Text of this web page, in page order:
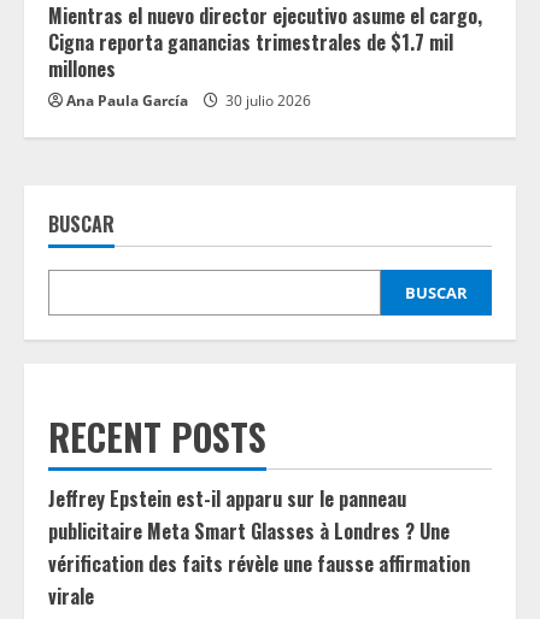
Mientras el nuevo director ejecutivo asume el cargo,
Cigna reporta ganancias trimestrales de $1.7 mil
millones
Ana Paula García 30 julio 2026
BUSCAR
BUSCAR
RECENT POSTS
Jeffrey Epstein est-il apparu sur le panneau
publicitaire Meta Smart Glasses à Londres ? Une
vérification des faits révèle une fausse affirmation
virale